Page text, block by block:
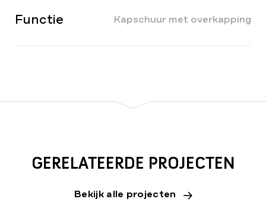
Functie Kapschuur met overkapping
GERELATEERDE PROJECTEN
Bekijk alle projecten